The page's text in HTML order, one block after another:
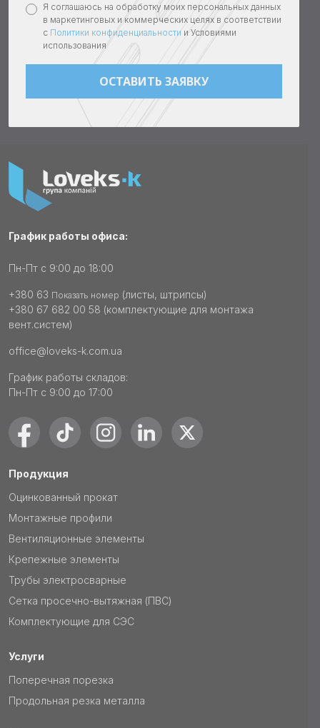
Я соглашаюсь на обработку моих персональных данных
в маркетинговых и коммерческих целях в соответствии
с Политики конфиденциальности и Условиями
использования
График работы офиса:
Пн-Пт с 9:00 до 18:00
+380 63 Показать номер (листы, штрипсы)
+380 67 682 00 58 (комплектующие для монтажа
вент.систем)
office@loveks-k.com.ua
График работы складов:
Пн-Пт с 9:00 до 17:00
Продукция
Оцинкованный прокат
Монтажные профили
Вентиляционные элементы
Крепежные элементы
Трубы электросварные
Сетка просечно-вытяжная (ПВС)
Комплектующие для СЭС
Услуги
Поперечная порезка
Продольная резка металла